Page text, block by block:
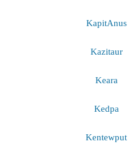
KapitAnus
Kazitaur
Keara
Kedpa
Kentewput